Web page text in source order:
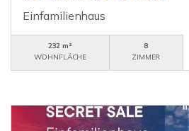
Einfamilienhaus
232 m²
WOHNFLÄCHE
8
ZIMMER